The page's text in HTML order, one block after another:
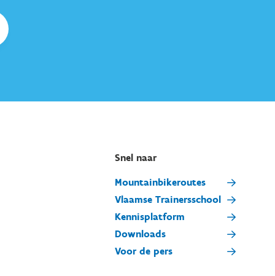
Snel naar
Mountainbikeroutes
Vlaamse Trainersschool
Kennisplatform
Downloads
Voor de pers